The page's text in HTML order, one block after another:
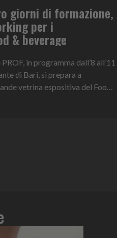
giorni di formazione,
per i
& beverage
in programma dall’8 all’11
di Bari, si prepara a
vetrina espositiva del Food